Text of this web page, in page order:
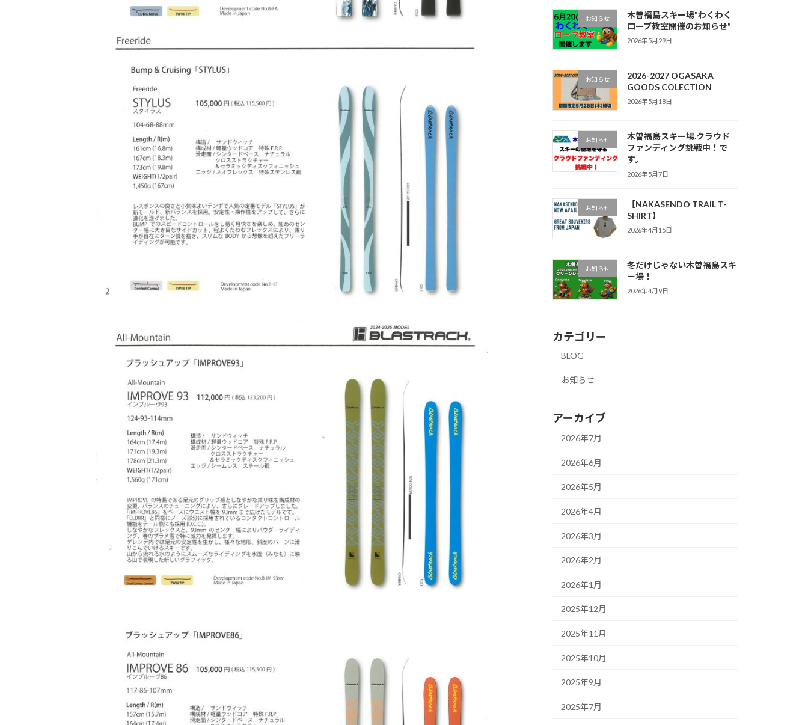
お知らせ
木曽福島スキー場"わくわく
ロープ教室開催のお知らせ"
2026年5月29日
お知らせ
2026-2027 OGASAKA
GOODS COLECTION
2026年5月18日
お知らせ
木曽福島スキー場.クラウド
ファンディング挑戦中！で
す。
2026年5月7日
お知らせ
【NAKASENDO TRAIL T-
SHIRT】
2026年4月15日
お知らせ
冬だけじゃない木曽福島スキ
ー場！
2026年4月9日
カテゴリー
BLOG
お知らせ
アーカイブ
2026年7月
2026年6月
2026年5月
2026年4月
2026年3月
2026年2月
2026年1月
2025年12月
2025年11月
2025年10月
2025年9月
2025年7月